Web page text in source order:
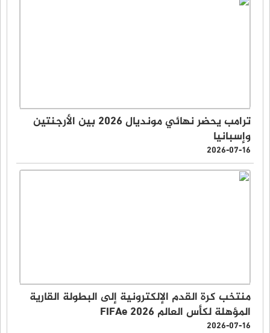
ترامب يحضر نهائي مونديال 2026 بين الأرجنتين
وإسبانيا
2026-07-16
منتخب كرة القدم الإلكترونية إلى البطولة القارية
المؤهلة لكأس العالم FIFAe 2026
2026-07-16